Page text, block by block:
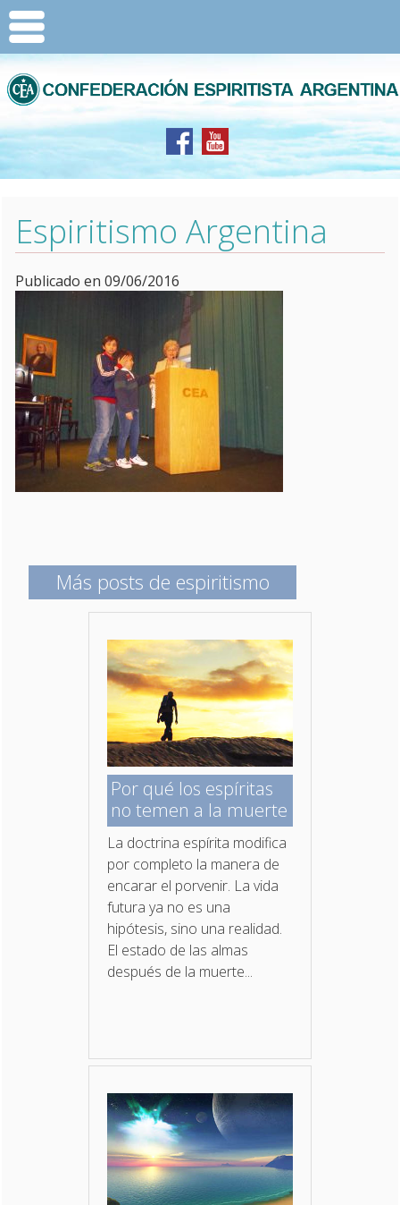
Espiritismo Argentina
Publicado en 09/06/2016
Más posts de espiritismo
Por qué los espíritas
no temen a la muerte
La doctrina espírita modifica
por completo la manera de
encarar el porvenir. La vida
futura ya no es una
hipótesis, sino una realidad.
El estado de las almas
después de la muerte...